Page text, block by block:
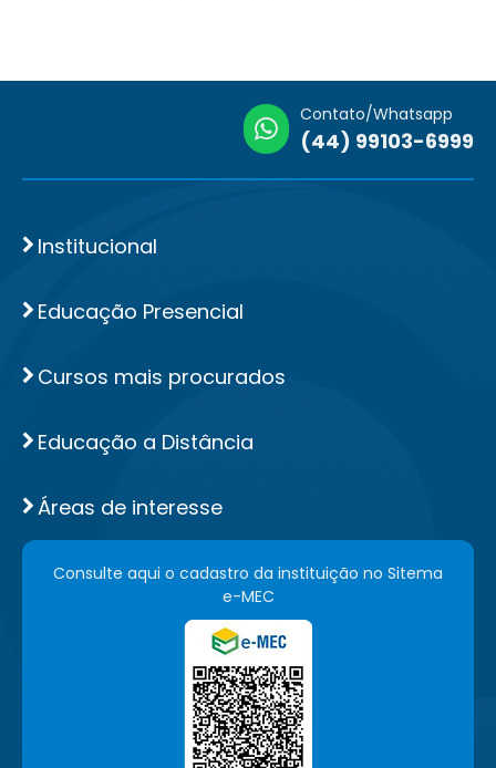
Contato/Whatsapp
(44) 99103-6999
Institucional
Educação Presencial
Cursos mais procurados
Educação a Distância
Áreas de interesse
Consulte aqui o cadastro da instituição no Sitema
e-MEC